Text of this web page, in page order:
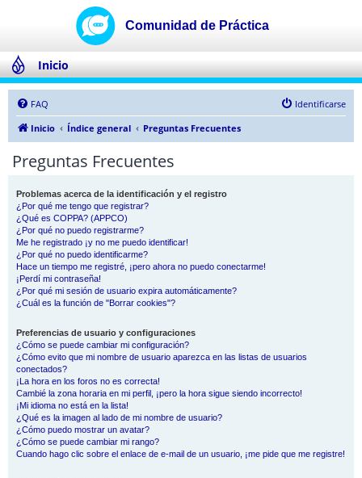
Inicio
FAQ
Identificarse
Inicio
Índice general Preguntas Frecuentes
Preguntas Frecuentes
Problemas acerca de la identificación y el registro
¿Por qué me tengo que registrar?
¿Qué es COPPA? (APPCO)
¿Por qué no puedo registrarme?
Me he registrado ¡y no me puedo identificar!
¿Por qué no puedo identificarme?
Hace un tiempo me registré, ¡pero ahora no puedo conectarme!
¡Perdí mi contraseña!
¿Por qué mi sesión de usuario expira automáticamente?
¿Cuál es la función de "Borrar cookies"?
Preferencias de usuario y configuraciones
¿Cómo se puede cambiar mi configuración?
¿Cómo evito que mi nombre de usuario aparezca en las listas de usuarios
conectados?
¡La hora en los foros no es correcta!
Cambié la zona horaria en mi perfil, ¡pero la hora sigue siendo incorrecto!
¡Mi idioma no está en la lista!
¿Qué es la imagen al lado de mi nombre de usuario?
¿Cómo puedo mostrar un avatar?
¿Cómo se puede cambiar mi rango?
Cuando hago clic sobre el enlace de e-mail de un usuario, ¡me pide que me registre!